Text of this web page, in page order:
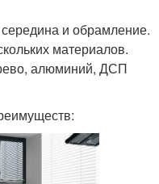
середина и обрамление.
материалов.
алюминий, ДСП